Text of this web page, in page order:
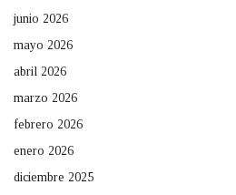
junio 2026
mayo 2026
abril 2026
marzo 2026
febrero 2026
enero 2026
diciembre 2025